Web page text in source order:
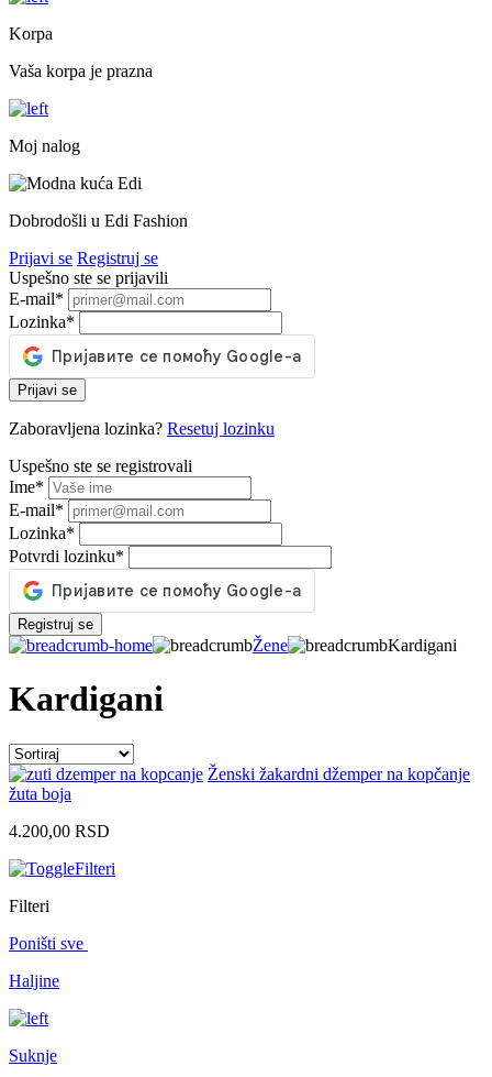
Korpa
Vaša korpa je prazna
Moj nalog
Dobrodošli u Edi Fashion
Prijavi se Registruj se
Uspešno ste se prijavili
E-mail*
Lozinka*
Prijavi se
Zaboravljena lozinka? Resetuj lozinku
Uspešno ste se registrovali
Ime*
E-mail*
Lozinka*
Potvrdi lozinku*
Registruj se
Žene Kardigani
Kardigani
Ženski žakardni džemper na kopčanje
žuta boja
4.200,00 RSD
Filteri
Filteri
Poništi sve
Haljine
Suknje